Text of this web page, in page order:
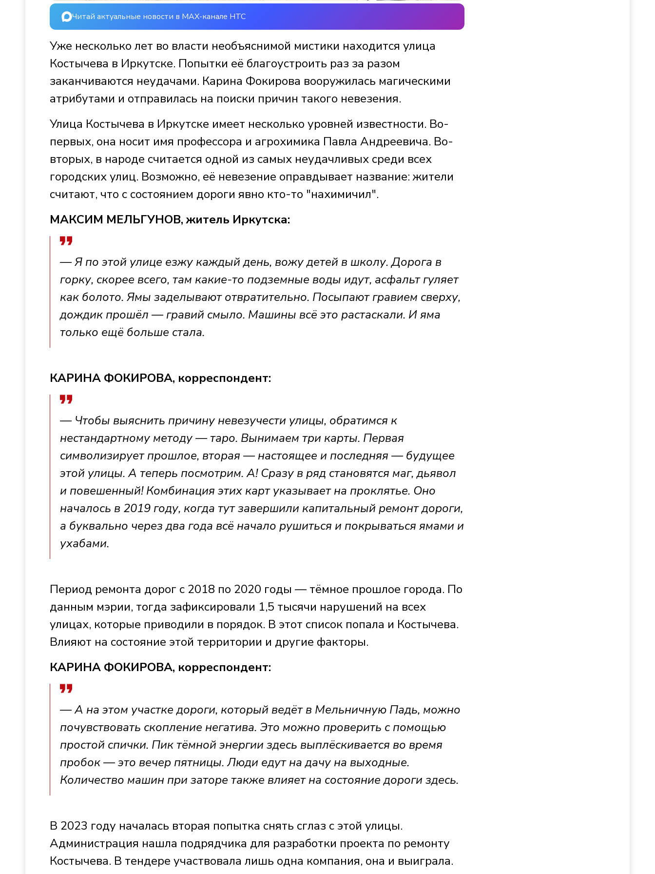
Читай актуальные новости в MAX-канале НТС
Уже несколько лет во власти необъяснимой мистики находится улица
Костычева в Иркутске. Попытки её благоустроить раз за разом
заканчиваются неудачами. Карина Фокирова вооружилась магическими
атрибутами и отправилась на поиски причин такого невезения.
Улица Костычева в Иркутске имеет несколько уровней известности. Во-
первых, она носит имя профессора и агрохимика Павла Андреевича. Во-
вторых, в народе считается одной из самых неудачливых среди всех
городских улиц. Возможно, её невезение оправдывает название: жители
считают, что с состоянием дороги явно кто-то "нахимичил".
МАКСИМ МЕЛЬГУНОВ, житель Иркутска:
— Я по этой улице езжу каждый день, вожу детей в школу. Дорога в
горку, скорее всего, там какие-то подземные воды идут, асфальт гуляет
как болото. Ямы заделывают отвратительно. Посыпают гравием сверху,
дождик прошёл — гравий смыло. Машины всё это растаскали. И яма
только ещё больше стала.
КАРИНА ФОКИРОВА, корреспондент:
— Чтобы выяснить причину невезучести улицы, обратимся к
нестандартному методу — таро. Вынимаем три карты. Первая
символизирует прошлое, вторая — настоящее и последняя — будущее
этой улицы. А теперь посмотрим. А! Сразу в ряд становятся маг, дьявол
и повешенный! Комбинация этих карт указывает на проклятье. Оно
началось в 2019 году, когда тут завершили капитальный ремонт дороги,
а буквально через два года всё начало рушиться и покрываться ямами и
ухабами.
Период ремонта дорог с 2018 по 2020 годы — тёмное прошлое города. По
данным мэрии, тогда зафиксировали 1,5 тысячи нарушений на всех
улицах, которые приводили в порядок. В этот список попала и Костычева.
Влияют на состояние этой территории и другие факторы.
КАРИНА ФОКИРОВА, корреспондент:
— А на этом участке дороги, который ведёт в Мельничную Падь, можно
почувствовать скопление негатива. Это можно проверить с помощью
простой спички. Пик тёмной энергии здесь выплёскивается во время
пробок — это вечер пятницы. Люди едут на дачу на выходные.
Количество машин при заторе также влияет на состояние дороги здесь.
В 2023 году началась вторая попытка снять сглаз с этой улицы.
Администрация нашла подрядчика для разработки проекта по ремонту
Костычева. В тендере участвовала лишь одна компания, она и выиграла.